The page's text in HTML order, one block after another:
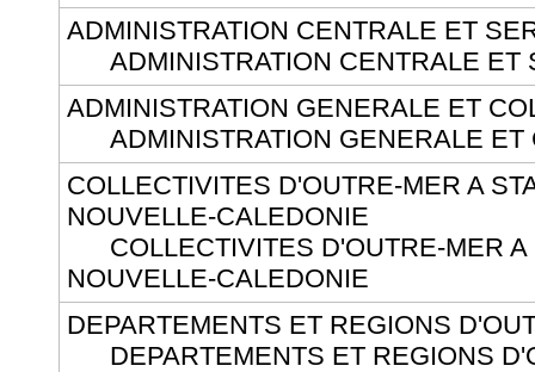
ADMINISTRATION CENTRALE ET
ADMINISTRATION CENTRALE ET
ADMINISTRATION GENERALE ET
ADMINISTRATION GENERALE ET
COLLECTIVITES D'OUTRE-MER A
NOUVELLE-CALEDONIE
COLLECTIVITES D'OUTRE-MER A
NOUVELLE-CALEDONIE
DEPARTEMENTS ET REGIONS
DEPARTEMENTS ET REGIONS